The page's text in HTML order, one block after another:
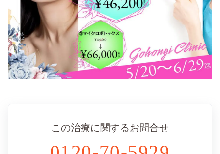
この治療に関するお問合せ